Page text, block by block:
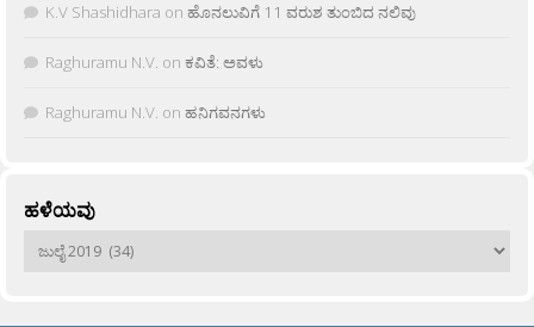
K.V Shashidhara on ಹೊನಲುವಿಗೆ 11 ವರುಶ ತುಂಬಿದ ನಲಿವು
Raghuramu N.V. on ಕವಿತೆ: ಅವಳು
Raghuramu N.V. on ಹನಿಗವನಗಳು
ಹಳೆಯವು
ಹಳೆಯವು